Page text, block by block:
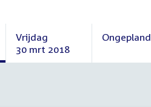
Vrijdag
30 mrt 2018
Vrijdag
Ongepland